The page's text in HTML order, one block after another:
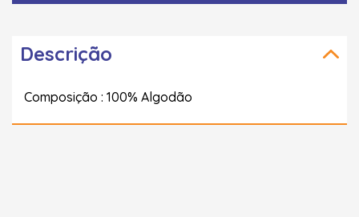
Descrição
Composição : 100% Algodão